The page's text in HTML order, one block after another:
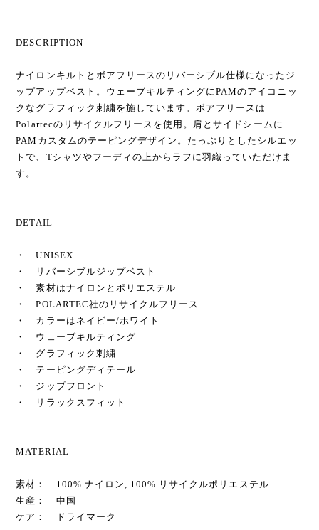
DESCRIPTION
ナイロンキルトとボアフリースのリバーシブル仕様になったジ
ップアップベスト。ウェーブキルティングにPAMのアイコニッ
クなグラフィック刺繍を施しています。ボアフリースは
Polartecのリサイクルフリースを使用。肩とサイドシームに
PAMカスタムのテーピングデザイン。たっぷりとしたシルエッ
トで、Tシャツやフーディの上からラフに羽織っていただけま
す。
DETAIL
・ UNISEX
・ リバーシブルジップベスト
・ 素材はナイロンとポリエステル
・ POLARTEC社のリサイクルフリース
・ カラーはネイビー/ホワイト
・ ウェーブキルティング
・ グラフィック刺繍
・ テーピングディテール
・ ジップフロント
・ リラックスフィット
MATERIAL
素材： 100% ナイロン, 100% リサイクルポリエステル
生産： 中国
ケア： ドライマーク